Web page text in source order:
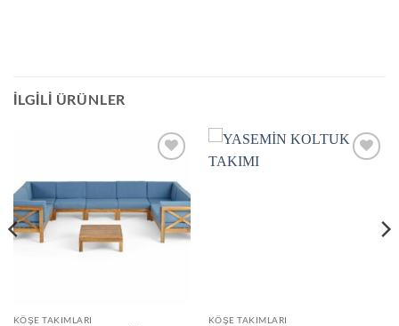
İLGILI ÜRÜNLER
wishlist
KÖŞE TAKIMLARI KÖŞE TAKIMLARI